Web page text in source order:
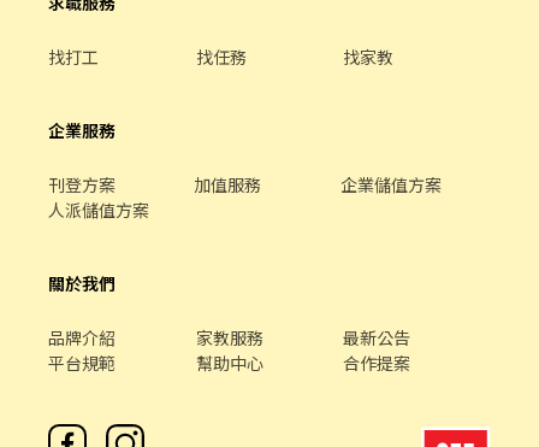
找打工 找任務 找家教
企業服務
刊登方案 加值服務
企業儲值方案
人派儲值方案
關於我們
品牌介紹 家教服務
最新公告
平台規範
幫助中心 合作提案